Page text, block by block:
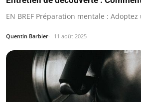
EN BREF Préparation mentale :
Quentin Barbier 11 août 2025